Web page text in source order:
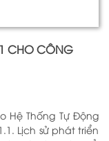
1 CHO CÔNG
Hệ Thống Tự Động